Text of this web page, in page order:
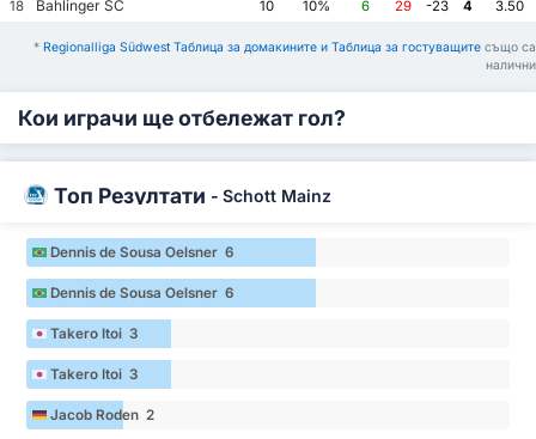
18
Bahlinger SC 10 10% 6 29 -23 4 3.50
* Regionalliga Südwest Таблица за домакините и Таблица за гостуващите също са
налични
Кои играчи ще отбележат гол?
Топ Резултати - Schott Mainz
Dennis de Sousa Oelsner 6
Dennis de Sousa Oelsner 6
Takero Itoi 3
Takero Itoi 3
Jacob Roden 2